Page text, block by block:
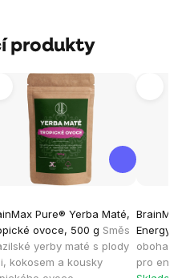
produkty
Pure® Yerba Maté,
ovoce, 500 g Směs
yerby maté s plody
kokosem a kousky
BrainMax
Energy,
pro energii